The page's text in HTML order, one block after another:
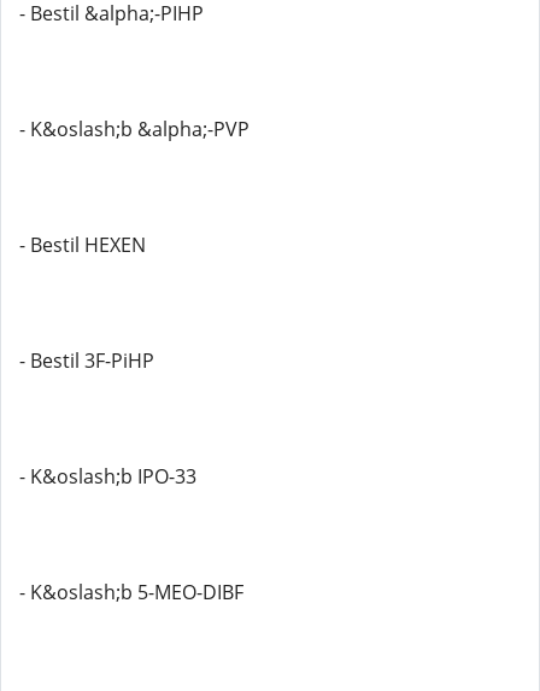
- Bestil &alpha;-PIHP
- K&oslash;b &alpha;-PVP
- Bestil HEXEN
- Bestil 3F-PiHP
- K&oslash;b IPO-33
- K&oslash;b 5-MEO-DIBF